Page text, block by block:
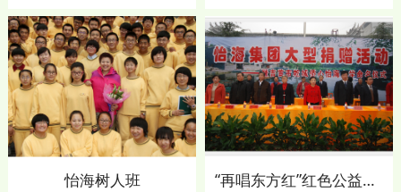
援建北川中学的公益活动中，表
现出高度的社会责任感和大爱之
心，受到社会广泛好评。“让爱心
变成力量、让慈善成为习惯”，已
是怡海集团全体员工的公益理
念。十余年来的爱心公益行动，
充分弘扬了公益慈善的大爱精
神，强烈体现了怡海集团的社会
责任感。
怡海树人班 “再唱东方红”红色公益行，怡海温情暖湘西